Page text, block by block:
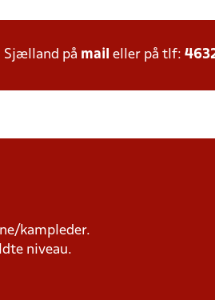
Sjælland på mail eller på tlf:
kampleder.
niveau.